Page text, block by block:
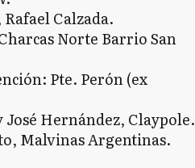
Calzada.
Norte Barrio San
Pte. Perón (ex
Hernández, Claypole.
Malvinas Argentinas.